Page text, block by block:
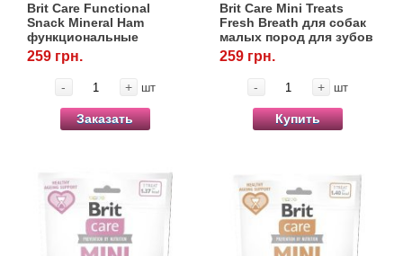
Brit Care Functional
Snack Mineral Ham
функциональные
лакомства для щенков
с ветчиной 150 г
259 грн.
- + шт
Заказать
Brit Care Mini Treats
Fresh Breath для собак
малых пород для зубов
и свежести дыхания, 7
шт/120 г
259 грн.
- + шт
Купить